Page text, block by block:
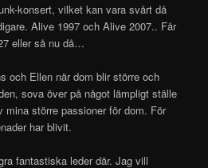
konsert, vilket kan vara svårt då
Alive 1997 och Alive 2007.. Får
eller så nu då…
och Ellen när dom blir större och
sova över på något lämpligt ställe
mina större passioner för dom. För
har blivit.
fantastiska leder där. Jag vill